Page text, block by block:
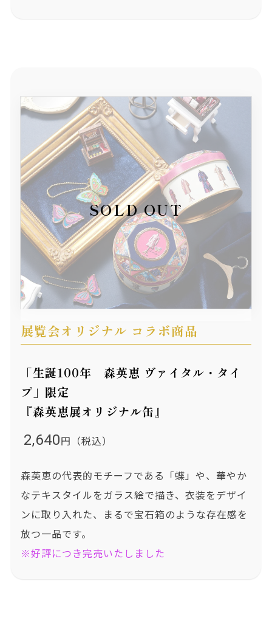
展覧会オリジナル コラボ商品
「生誕100年 森英恵 ヴァイタル・タイ
プ」限定
『森英恵展オリジナル缶』
2,640 円（税込）
森英恵の代表的モチーフである「蝶」や、華やか
なテキスタイルをガラス絵で描き、衣装をデザイ
ンに取り入れた、まるで宝石箱のような存在感を
放つ一品です。
※好評につき完売いたしました